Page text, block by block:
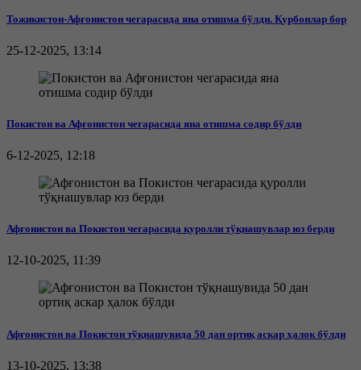
Тожикистон-Афғонистон чегарасида яна отишма бўлди. Қурбонлар бор
25-12-2025, 13:14
Покистон ва Афғонистон чегарасида яна отишма содир бўлди
6-12-2025, 12:18
Афғонистон ва Покистон чегарасида қуролли тўқнашувлар юз берди
12-10-2025, 11:39
Афғонистон ва Покистон тўқнашувида 50 дан ортиқ аскар ҳалок бўлди
13-10-2025, 13:38